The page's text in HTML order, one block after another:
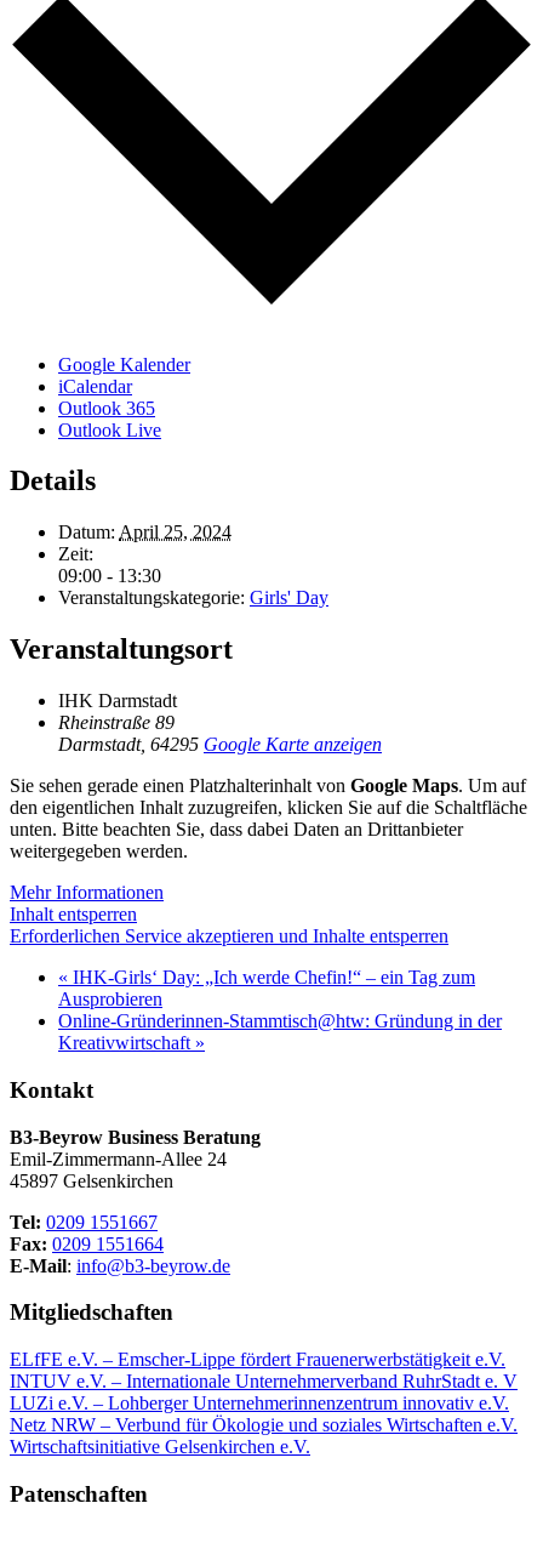
Google Kalender
iCalendar
Outlook 365
Outlook Live
Details
Datum: April 25, 2024
Zeit:
09:00 - 13:30
Veranstaltungskategorie: Girls' Day
Veranstaltungsort
IHK Darmstadt
Rheinstraße 89
Darmstadt, 64295 Google Karte anzeigen
Sie sehen gerade einen Platzhalterinhalt von Google Maps. Um auf
den eigentlichen Inhalt zuzugreifen, klicken Sie auf die Schaltfläche
unten. Bitte beachten Sie, dass dabei Daten an Drittanbieter
weitergegeben werden.
Mehr Informationen
Inhalt entsperren
Erforderlichen Service akzeptieren und Inhalte entsperren
« IHK-Girls‘ Day: „Ich werde Chefin!“ – ein Tag zum
Ausprobieren
Online-Gründerinnen-Stammtisch@htw: Gründung in der
Kreativwirtschaft »
Kontakt
B3-Beyrow Business Beratung
Emil-Zimmermann-Allee 24
45897 Gelsenkirchen
Tel: 0209 1551667
Fax: 0209 1551664
E-Mail: info@b3-beyrow.de
Mitgliedschaften
ELfFE e.V. – Emscher-Lippe fördert Frauenerwerbstätigkeit e.V.
INTUV e.V. – Internationale Unternehmerverband RuhrStadt e. V
LUZi e.V. – Lohberger Unternehmerinnenzentrum innovativ e.V.
Netz NRW – Verbund für Ökologie und soziales Wirtschaften e.V.
Wirtschaftsinitiative Gelsenkirchen e.V.
Patenschaften